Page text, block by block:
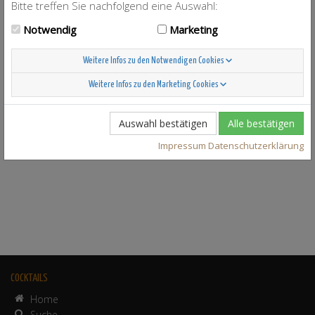
COCKTAILS
Home
Bitte treffen Sie nachfolgend eine Auswahl:
Notwendig
Marketing
Weitere Infos zu den Notwendigen Cookies
Weitere Infos zu den Marketing Cookies
Auswahl bestätigen Alle bestätigen
Impressum Datenschutzerklärung